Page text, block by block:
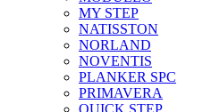
MY STEP
NATISSTON
NORLAND
NOVENTIS
PLANKER SPC
PRIMAVERA
QUICK STEP